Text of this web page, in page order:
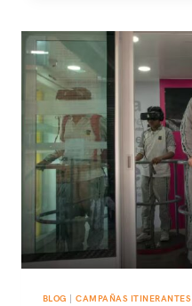
DE
MOTION
BLOG |CAMPAÑAS ITINERANTES